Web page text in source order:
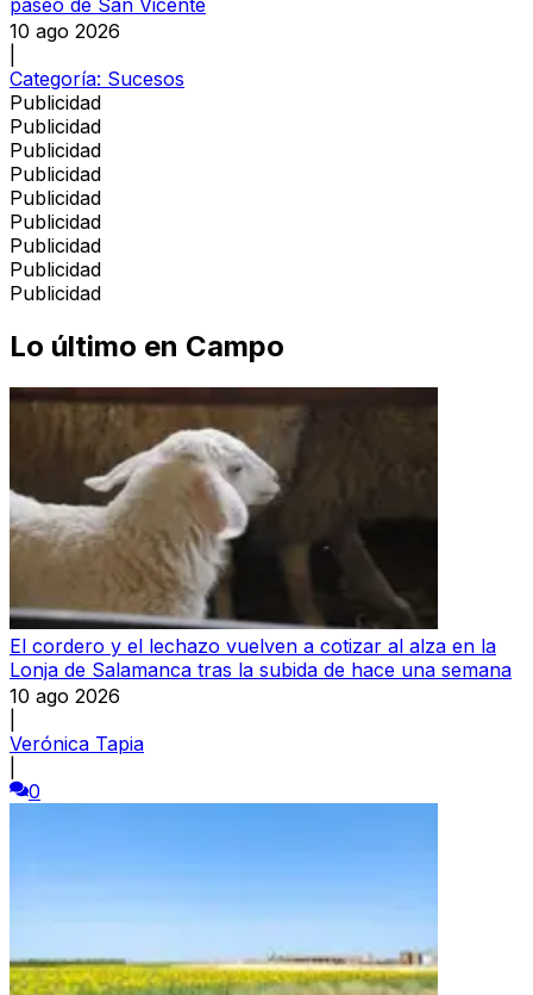
10 ago 2026
Categoría: Sucesos
Publicidad
Publicidad
Publicidad
Publicidad
Publicidad
Publicidad
Publicidad
Publicidad
Publicidad
Lo último en Campo
El cordero y el lechazo vuelven a cotizar al alza en la
Lonja de Salamanca tras la subida de hace una semana
10 ago 2026
Verónica Tapia
0